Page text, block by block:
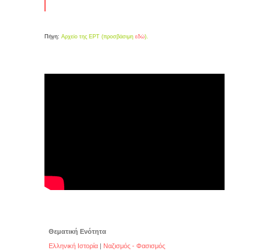
Πήγη: Αρχείο της ΕΡΤ (προσβάσιμη εδώ).
Θεματική Ενότητα
Ελληνική Ιστορία | Ναζισμός - Φασισμός